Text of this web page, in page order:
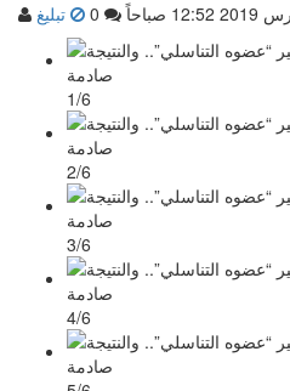
تبليغ
1/6
2/6
3/6
4/6